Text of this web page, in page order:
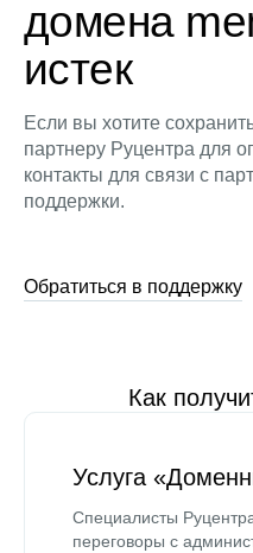
домена
истек
Если вы хотите
партнеру Руцентра для
контакты для связи с
поддержки.
Обратиться в поддержку
Как
Услуга
Специалисты
переговоры с